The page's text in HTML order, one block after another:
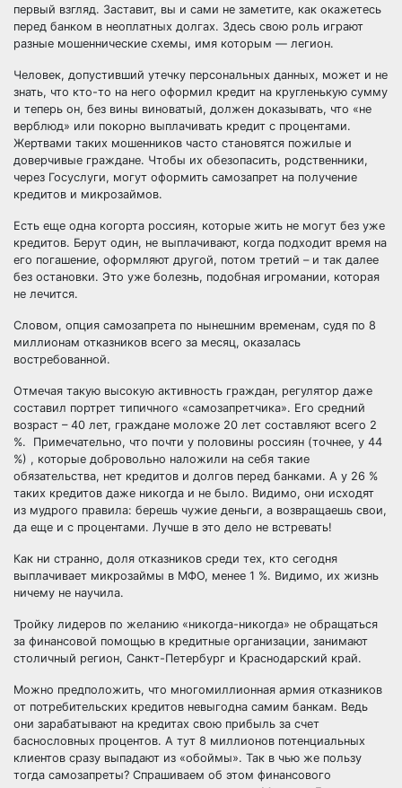
первый взгляд. Заставит, вы и сами не заметите, как окажетесь
перед банком в неоплатных долгах. Здесь свою роль играют
разные мошеннические схемы, имя которым — легион.
Человек, допустивший утечку персональных данных, может и не
знать, что кто-то на него оформил кредит на кругленькую сумму
и теперь он, без вины виноватый, должен доказывать, что «не
верблюд» или покорно выплачивать кредит с процентами.
Жертвами таких мошенников часто становятся пожилые и
доверчивые граждане. Чтобы их обезопасить, родственники,
через Госуслуги, могут оформить самозапрет на получение
кредитов и микрозаймов.
Есть еще одна когорта россиян, которые жить не могут без уже
кредитов. Берут один, не выплачивают, когда подходит время на
его погашение, оформляют другой, потом третий – и так далее
без остановки. Это уже болезнь, подобная игромании, которая
не лечится.
Словом, опция самозапрета по нынешним временам, судя по 8
миллионам отказников всего за месяц, оказалась
востребованной.
Отмечая такую высокую активность граждан, регулятор даже
составил портрет типичного «самозапретчика». Его средний
возраст – 40 лет, граждане моложе 20 лет составляют всего 2
%. Примечательно, что почти у половины россиян (точнее, у 44
%) , которые добровольно наложили на себя такие
обязательства, нет кредитов и долгов перед банками. А у 26 %
таких кредитов даже никогда и не было. Видимо, они исходят
из мудрого правила: берешь чужие деньги, а возвращаешь свои,
да еще и с процентами. Лучше в это дело не встревать!
Как ни странно, доля отказников среди тех, кто сегодня
выплачивает микрозаймы в МФО, менее 1 %. Видимо, их жизнь
ничему не научила.
Тройку лидеров по желанию «никогда-никогда» не обращаться
за финансовой помощью в кредитные организации, занимают
столичный регион, Санкт-Петербург и Краснодарский край.
Можно предположить, что многомиллионная армия отказников
от потребительских кредитов невыгодна самим банкам. Ведь
они зарабатывают на кредитах свою прибыль за счет
баснословных процентов. А тут 8 миллионов потенциальных
клиентов сразу выпадают из «обоймы». Так в чью же пользу
тогда самозапреты? Спрашиваем об этом финансового